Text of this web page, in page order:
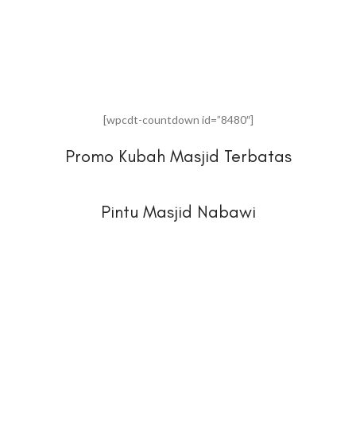
[wpcdt-countdown id=”8480″]
Promo Kubah Masjid Terbatas
Pintu Masjid Nabawi